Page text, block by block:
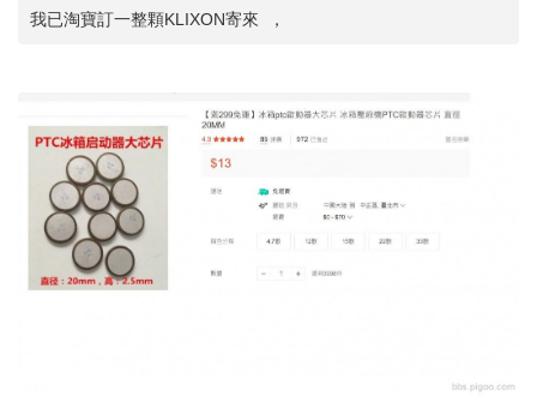
我已淘寶訂一整顆KLIXON寄來 ，